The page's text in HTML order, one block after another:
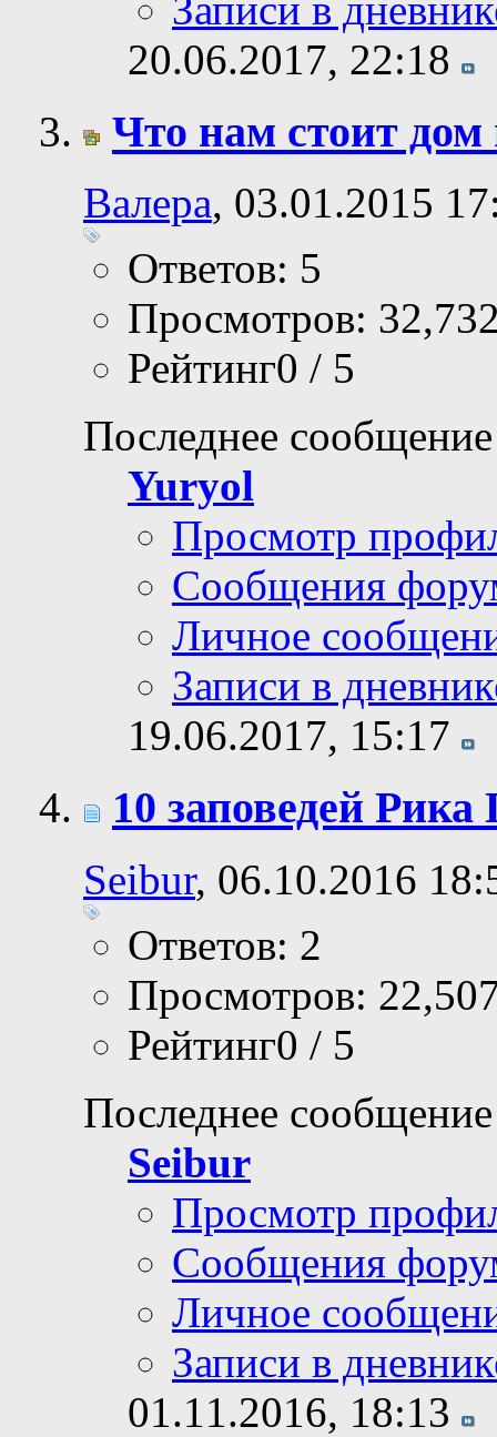
20.06.2017, 22:18
Что нам стоит дом
Валера, 03.01.2015
Ответов: 5
Просмотров:
Рейтинг0 / 5
Последнее
Yuryol
Просмотр
Сообщения
Личное
Записи в
19.06.2017, 15:17
10 заповедей Рика
Seibur, 06.10.2016
Ответов: 2
Просмотров:
Рейтинг0 / 5
Последнее
Seibur
Просмотр
Сообщения
Личное
Записи в
01.11.2016, 18:13